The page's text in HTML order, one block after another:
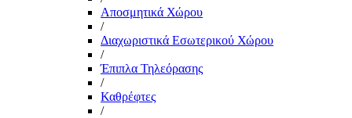
Αποσμητικά Χώρου
/
Διαχωριστικά Εσωτερικού Χώρου
/
Έπιπλα Τηλεόρασης
/
Καθρέφτες
/